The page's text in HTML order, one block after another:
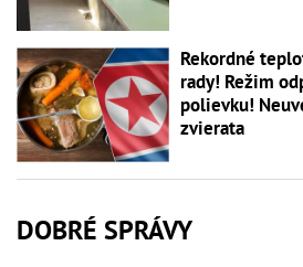
Rekordné
rady! Režim
polievku!
zvierata
DOBRÉ SPRÁVY